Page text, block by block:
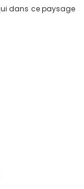
dans ce paysage